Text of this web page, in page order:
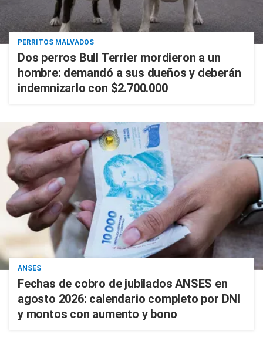
PERRITOS MALVADOS
Dos perros Bull Terrier mordieron a un
hombre: demandó a sus dueños y deberán
indemnizarlo con $2.700.000
ANSES
Fechas de cobro de jubilados ANSES en
agosto 2026: calendario completo por DNI
y montos con aumento y bono